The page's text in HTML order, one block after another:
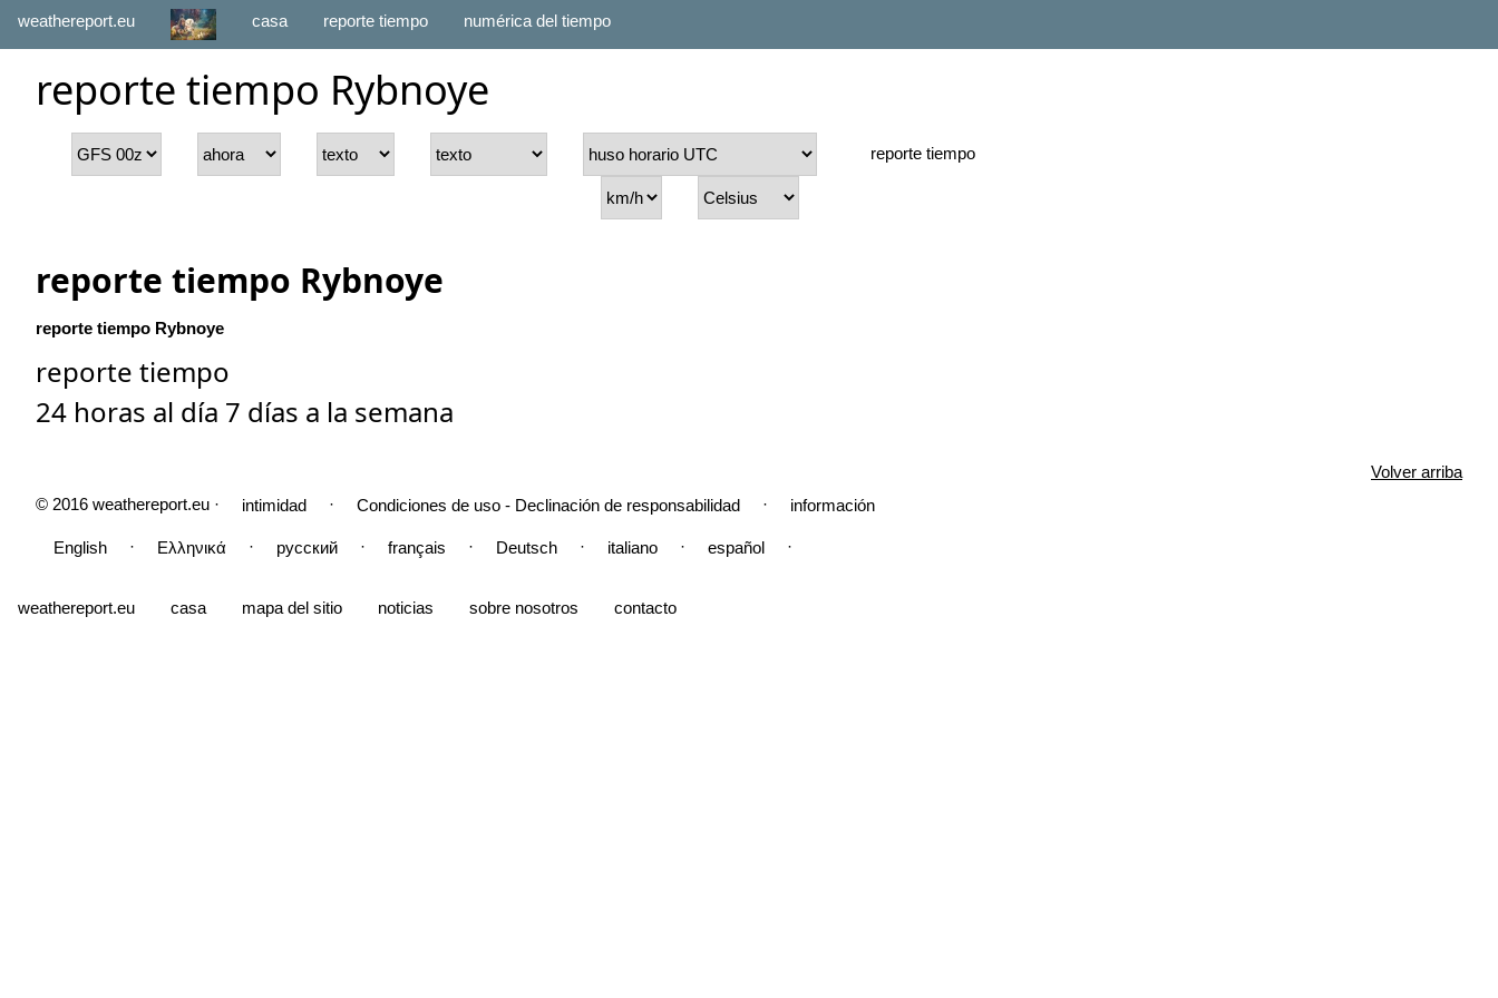
weathereport.eu casa reporte tiempo numérica del tiempo
reporte tiempo Rybnoye
reporte tiempo
reporte tiempo Rybnoye
reporte tiempo Rybnoye
reporte tiempo
24 horas al día 7 días a la semana
Volver arriba
© 2016 weathereport.eu ·
intimidad · Condiciones de uso - Declinación de responsabilidad · información
English · Ελληνικά · русский · français · Deutsch · italiano · español ·
weathereport.eu casa mapa del sitio noticias sobre nosotros contacto